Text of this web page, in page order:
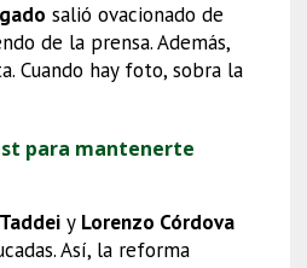
salió ovacionado de
de la prensa. Además,
Cuando hay foto, sobra la
para mantenerte
y Lorenzo Córdova
Así, la reforma